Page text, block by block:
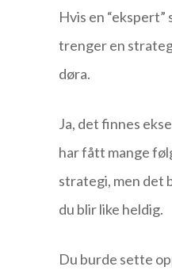
Hvis en “ekspert”
trenger en
døra.
Ja, det finnes
har fått mange
strategi, men det
du blir like heldig.
Du burde sette